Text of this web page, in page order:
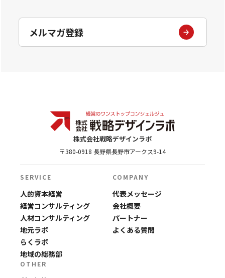
メルマガ登録
株式会社戦略デザインラボ
〒380-0918 長野県長野市アークス9-14
SERVICE
人的資本経営
経営コンサルティング
人材コンサルティング
地元ラボ
らくラボ
地域の総務部
COMPANY
代表メッセージ
会社概要
パートナー
よくある質問
OTHER